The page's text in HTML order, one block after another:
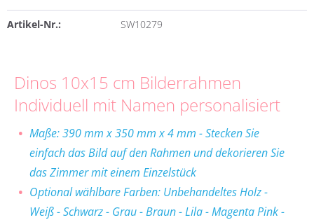
Artikel-Nr.: SW10279
Dinos 10x15 cm Bilderrahmen
Individuell mit Namen personalisiert
Maße:390 mm x 350 mm x 4 mm - Stecken Sie
einfach das Bild auf den Rahmen und dekorieren Sie
das Zimmer mit einem Einzelstück
Optional wählbare Farben: Unbehandeltes Holz -
Weiß - Schwarz - Grau - Braun - Lila - Magenta Pink -